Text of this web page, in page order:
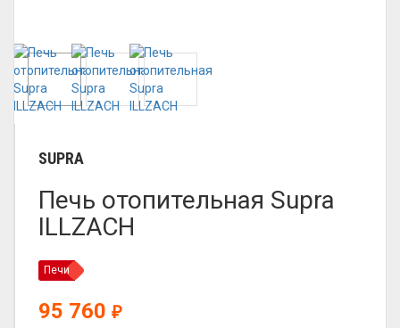
SUPRA
Печь отопительная Supra
ILLZACH
Печи
95 760 ₽